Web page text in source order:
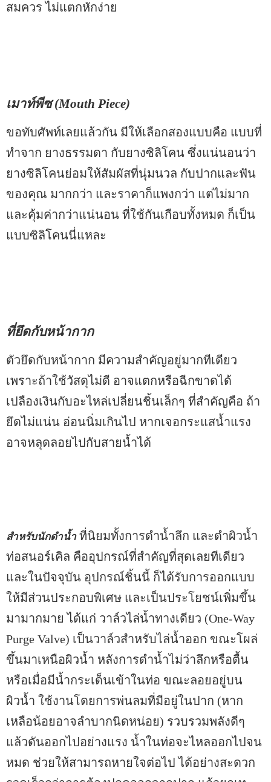
สมควร ไม่แตกหักง่าย
เมาท์พีซ (Mouth Piece)
ขอทับศัพท์เลยแล้วกัน มีให้เลือกสองแบบคือ แบบที่
ทำจาก ยางธรรมดา กับยางซิลิโคน ซึ่งแน่นอนว่า
ยางซิลิโคนย่อมให้สัมผัสที่นุ่มนวล กับปากและฟัน
ของคุณ มากกว่า และราคาก็แพงกว่า แต่ไม่มาก
และคุ้มค่ากว่าแน่นอน ที่ใช้กันเกือบทั้งหมด ก็เป็น
แบบซิลิโคนนี่แหละ
ที่ยึดกับหน้ากาก
ตัวยึดกับหน้ากาก มีความสำคัญอยู่มากทีเดียว
เพราะถ้าใช้วัสดุไม่ดี อาจแตกหรือฉีกขาดได้
เปลืองเงินกับอะไหล่เปลี่ยนชิ้นเล็กๆ ที่สำคัญคือ ถ้า
ยึดไม่แน่น อ่อนนิ่มเกินไป หากเจอกระแสน้ำแรง
อาจหลุดลอยไปกับสายน้ำได้
สำหรับนักดำน้ำที่นิยมทั้งการดำน้ำลึก และดำผิวน้ำ
ท่อสนอร์เคิล คืออุปกรณ์ที่สำคัญที่สุดเลยทีเดียว
และในปัจจุบัน อุปกรณ์ชิ้นนี้ ก็ได้รับการออกแบบ
ให้มีส่วนประกอบพิเศษ และเป็นประโยชน์เพิ่มขึ้น
มามากมาย ได้แก่ วาล์วไล่น้ำทางเดียว (One-Way
Purge Valve) เป็นวาล์วสำหรับไล่น้ำออก ขณะโผล่
ขึ้นมาเหนือผิวน้ำ หลังการดำน้ำไม่ว่าลึกหรือตื้น
หรือเมื่อมีน้ำกระเด็นเข้าในท่อ ขณะลอยอยู่บน
ผิวน้ำ ใช้งานโดยการพ่นลมที่มีอยู่ในปาก (หาก
เหลือน้อยอาจลำบากนิดหน่อย) รวบรวมพลังดีๆ
แล้วดันออกไปอย่างแรง น้ำในท่อจะไหลออกไปจน
หมด ช่วยให้สามารถหายใจต่อไป ได้อย่างสะดวก